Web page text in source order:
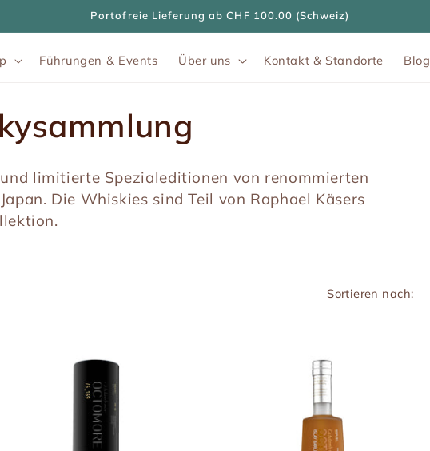
Portofreie Lieferung ab CHF 100.00 (Schweiz)
Führungen & Events Über uns Kontakt & Standorte Blog
limitierte Spezialeditionen von renommierten
Die Whiskies sind Teil von Raphael Käsers
Sortieren nach: